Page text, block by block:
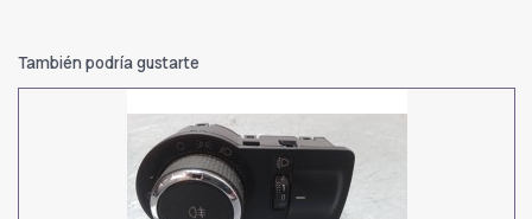
También podría gustarte